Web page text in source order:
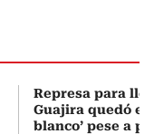
Represa para
Guajira quedó en
blanco’ pese a